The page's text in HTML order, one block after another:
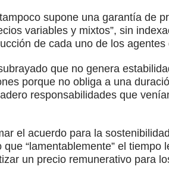
supone una garantía de
variables y mixtos”, sin
de cada uno de los agentes
que no genera
porque no obliga a una
responsabilidades que
el acuerdo para la
“lamentablemente” el
un precio remunerativo para